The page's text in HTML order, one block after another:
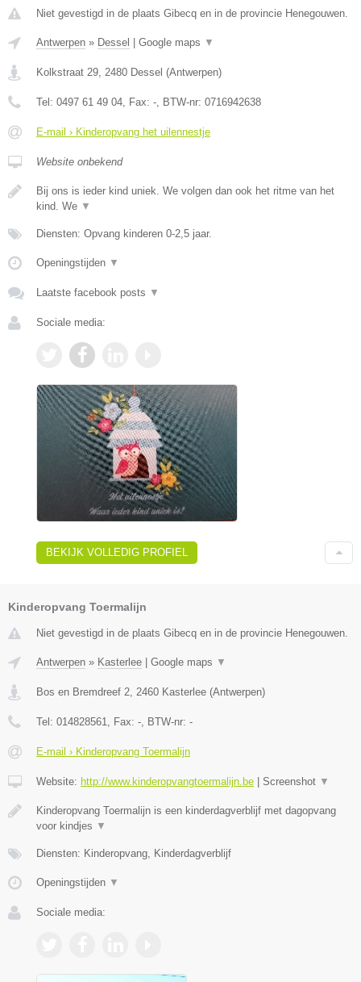
Niet gevestigd in de plaats Gibecq en in de provincie Henegouwen.
Antwerpen » Dessel Google maps ▼
Kolkstraat 29, 2480 Dessel (Antwerpen)
Tel: 0497 61 49 04, Fax: -, BTW-nr: 0716942638
E-mail › Kinderopvang het uilennestje
Website onbekend
Bij ons is ieder kind uniek. We volgen dan ook het ritme van het
kind. We ▼
Diensten: Opvang kinderen 0-2,5 jaar.
Openingstijden ▼
Laatste facebook posts ▼
Sociale media:
BEKIJK VOLLEDIG PROFIEL
Kinderopvang Toermalijn
Niet gevestigd in de plaats Gibecq en in de provincie Henegouwen.
Antwerpen » Kasterlee Google maps ▼
Bos en Bremdreef 2 2460 Kasterlee (Antwerpen)
Tel: 014828561 , Fax: - , BTW-nr: -
E-mail › Kinderopvang Toermalijn
Website: http://www.kinderopvangtoermalijn.be Screenshot ▼
Kinderopvang Toermalijn is een kinderdagverblijf met dagopvang
voor kindjes ▼
Diensten: Kinderopvang, Kinderdagverblijf
Openingstijden ▼
Sociale media: